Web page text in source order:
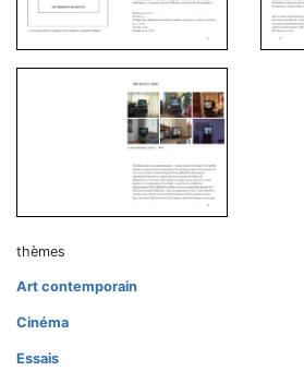
thèmes
Art contemporain
Cinéma
Essais